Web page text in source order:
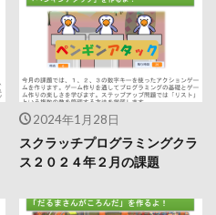
2024年1月28日
スクラッチプログラミングクラ
ス２０２４年２月の課題